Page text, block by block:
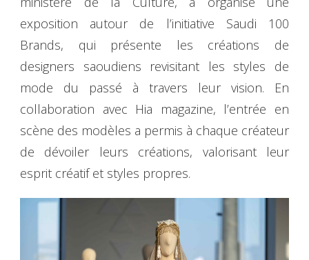
exposition autour de l’initiative Saudi 100
Brands, qui présente les créations de
designers saoudiens revisitant les styles de
mode du passé à travers leur vision. En
collaboration avec Hia magazine, l’entrée en
scène des modèles a permis à chaque créateur
de dévoiler leurs créations, valorisant leur
esprit créatif et styles propres.